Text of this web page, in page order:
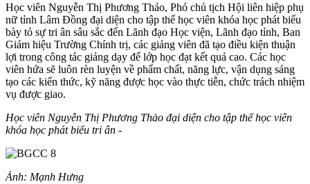
Học viên Nguyễn Thị Phương Thảo, Phó chủ tịch Hội liên hiệp phụ
nữ tỉnh Lâm Đồng đại diện cho tập thể học viên khóa học phát biểu
bày tỏ sự tri ân sâu sắc đến Lãnh đạo Học viện, Lãnh đạo tỉnh, Ban
Giám hiệu Trường Chính trị, các giảng viên đã tạo điều kiện thuận
lợi trong công tác giảng dạy để lớp học đạt kết quả cao. Các học
viên hứa sẽ luôn rèn luyện về phẩm chất, năng lực, vận dụng sáng
tạo các kiến thức, kỹ năng được học vào thực tiễn, chức trách nhiệm
vụ được giao.
Học viên Nguyễn Thị Phương Thảo đại diện cho tập thể học viên
khóa học phát biểu tri ân -
Ảnh: Mạnh Hưng